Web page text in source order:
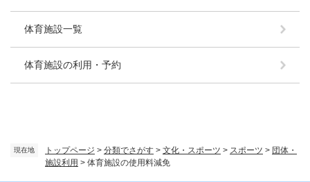
現在地 トップページ > 分類でさがす > 文化・スポーツ > スポーツ > 団体・
施設利用 > 体育施設の使用料減免
体育施設一覧
体育施設の利用・予約